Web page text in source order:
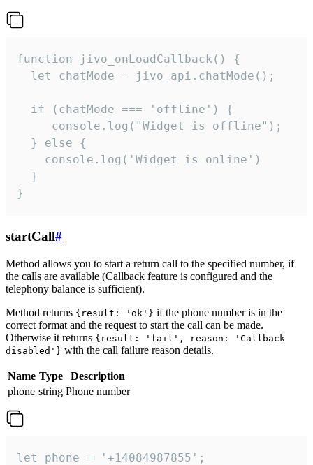
function jivo_onLoadCallback() {
  let chatMode = jivo_api.chatMode();
  if (chatMode === 'offline') {
     console.log("Widget is offline");
  } else {
    console.log('Widget is online')
  }
}
startCall#
Method allows you to start a return call to the specified number, if
the calls are available (Callback feature is configured and the
telephony balance is sufficient).
Method returns {result: 'ok'} if the phone number is in the
correct format and the request to start the call can be made.
Otherwise it returns {result: 'fail', reason: 'Callback
disabled'} with the call failure reason details.
Name Type
Description
phone string Phone number
let phone = '+14084987855';